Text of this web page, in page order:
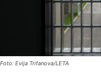
Foto: Evija Trifanova/LETA